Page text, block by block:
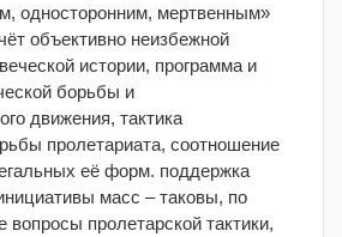
односторонним, мертвенным»
объективно неизбежной
истории, программа и
борьбы и
движения, тактика
пролетариата, соотношение
её форм. поддержка
масс ‒ таковы, по
вопросы пролетарской тактики,